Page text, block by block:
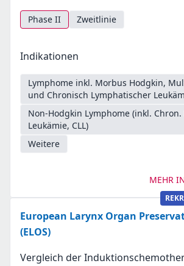
Phase II Zweitlinie
Indikationen
Lymphome inkl. Morbus Hodgkin,
und Chronisch Lymphatischer
Non-Hodgkin Lymphome (inkl. Chron.
Leukämie, CLL)
Weitere
MEHR
European Larynx Organ
(ELOS)
Vergleich der